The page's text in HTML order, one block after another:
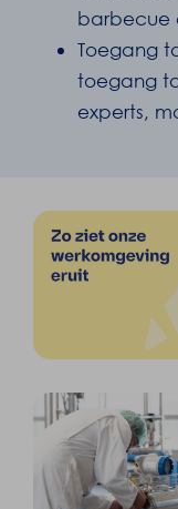
barbecue
Toegang
toegang
experts,